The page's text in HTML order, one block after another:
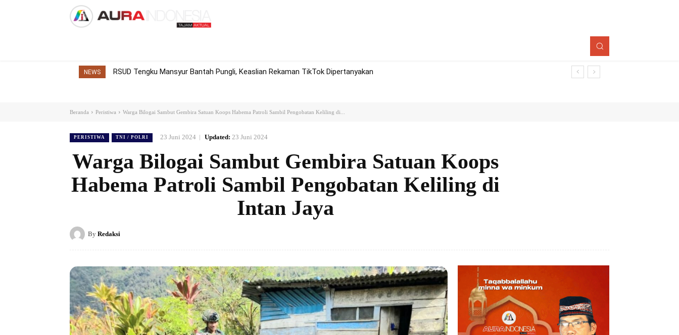
NEWS RSUD Tengku Mansyur Bantah Pungli, Keaslian Rekaman TikTok Dipertanyakan
Beranda Peristiwa Warga Bilogai Sambut Gembira Satuan Koops Habema Patroli Sambil Pengobatan Keliling di...
PERISTIWA TNI / POLRI 23 Juni 2024 Updated: 23 Juni 2024
Warga Bilogai Sambut Gembira Satuan Koops
Habema Patroli Sambil Pengobatan Keliling di
Intan Jaya
By Redaksi